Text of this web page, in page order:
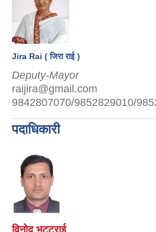
Jira Rai ( जिरा राई )
Deputy-Mayor
raijira@gmail.com
9842807070/9852829010/
पदाधिकारी
विनोद भट्टराई